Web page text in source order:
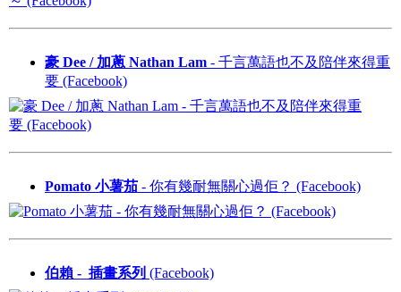
豪 Dee / 加蔥 Nathan Lam - 千言萬語也不及陪伴來得重
要 (Facebook)
Pomato 小薯茄 - 你有幾耐無關心過佢？ (Facebook)
伯賴 - 插畫系列 (Facebook)